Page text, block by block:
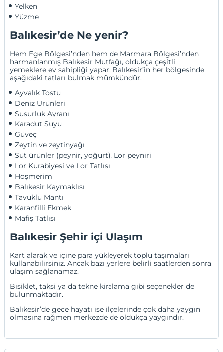
Yelken
Yüzme
Balıkesir’de Ne yenir?
Hem Ege Bölgesi’nden hem de Marmara Bölgesi’nden
harmanlanmış Balıkesir Mutfağı, oldukça çeşitli
yemeklere ev sahipliği yapar. Balıkesir’in her bölgesinde
aşağıdaki tatları bulmak mümkündür.
Ayvalık Tostu
Deniz Ürünleri
Susurluk Ayranı
Karadut Suyu
Güveç
Zeytin ve zeytinyağı
Süt ürünler (peynir, yoğurt), Lor peyniri
Lor Kurabiyesi ve Lor Tatlısı
Höşmerim
Balıkesir Kaymaklısı
Tavuklu Mantı
Karanfilli Ekmek
Mafiş Tatlısı
Balıkesir Şehir içi Ulaşım
Kart alarak ve içine para yükleyerek toplu taşımaları
kullanabilirsiniz. Ancak bazı yerlere belirli saatlerden sonra
ulaşım sağlanamaz.
Bisiklet, taksi ya da tekne kiralama gibi seçenekler de
bulunmaktadır.
Balıkesir’de gece hayatı ise ilçelerinde çok daha yaygın
olmasına rağmen merkezde de oldukça yaygındır.